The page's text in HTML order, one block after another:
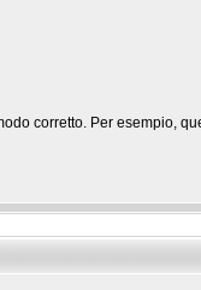
corretto. Per esempio,